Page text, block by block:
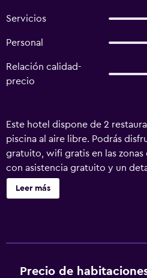
Servicios
Personal
Relación calidad-
precio
Este hotel dispone de 2
piscina al aire libre. Podrás
gratuito, wifi gratis en las
con asistencia gratuito y un
gratuito. También encontrarás
lounge y un bar-cafetería. The
cama de alta calidad. Cabe
Leer más
Precio de